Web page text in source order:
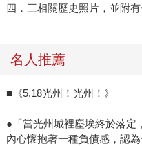
四．三相關歷史照片，並附有
名人推薦
■《5.18光州！光州！》
●「當光州城裡塵埃終於落定
內心懷抱著一種負債感，認